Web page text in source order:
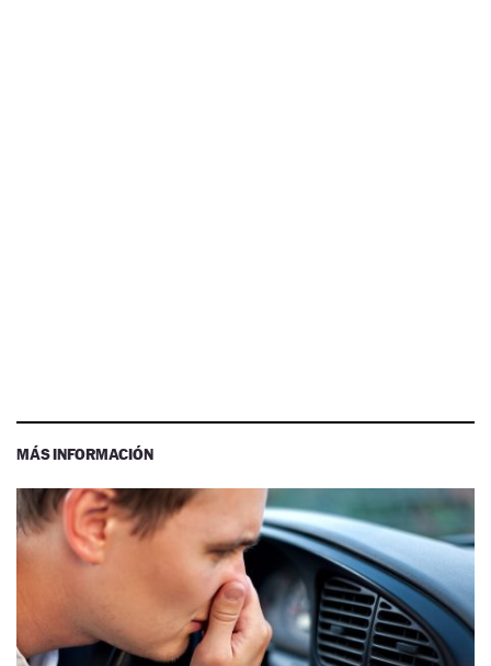
MÁS INFORMACIÓN